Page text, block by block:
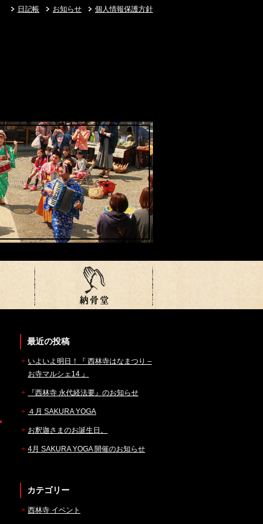
日記帳 お知らせ 個人情報保護方針
最近の投稿
いよいよ明日！『 西林寺はなまつり –
お寺マルシェ14 』
『西林寺 永代経法要』のお知らせ
４月 SAKURA YOGA
お釈迦さまのお誕生日。
4月 SAKURA YOGA 開催のお知らせ
カテゴリー
西林寺 イベント